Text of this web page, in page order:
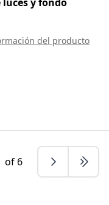
del producto
of 6